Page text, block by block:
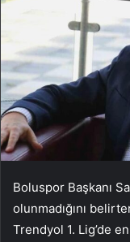
Boluspor Başkanı
olunmadığını
Trendyol 1. Lig’de